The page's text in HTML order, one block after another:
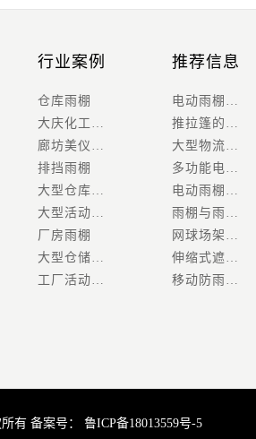
行业案例
仓库雨棚
大庆化工厂遮阳防雨棚安装工程
廊坊美仪电器公司遮阳防雨设施安装工程
排挡雨棚
大型仓库雨棚
大型活动雨棚
厂房雨棚
大型仓储雨棚
工厂活动雨篷
推荐信息
电动雨棚：智能遮阳遮雨新选择，重塑户外空间体验
推拉篷的用处
大型物流发货区移动推拉棚 电动伸缩雨棚 创力按需定制
多功能电动伸缩雨棚
电动雨棚积雪清洁方法和注意事项
雨棚与雨篷的区别是什么
网球场架空电动雨棚 户外网球场地伸缩顶棚 定制安装
伸缩式遮雨棚算违建吗
移动防雨棚在施工过程中需要注意的安全事项
有 备案号： 鲁ICP备18013559号-5